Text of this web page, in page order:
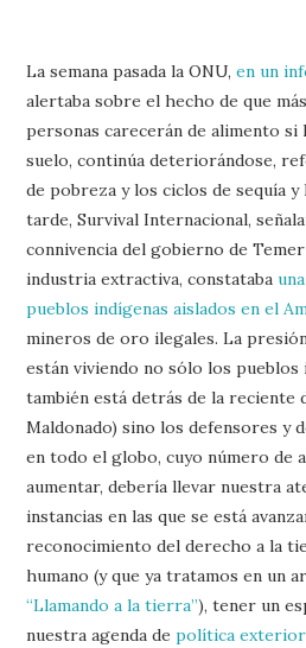
La semana pasada la ONU,en un
alertaba sobre el hecho de que
personas carecerán de alimento si
suelo, continúa deteriorándose,
de pobreza y los ciclos de sequía y
tarde, Survival Internacional,
connivencia del gobierno de
industria extractiva, constataba
pueblos indígenas aislados en el
mineros de oro ilegales. La
están viviendo no sólo los pueblos
también está detrás de la reciente
Maldonado) sino los defensores y
en todo el globo, cuyo número de
aumentar, debería llevar nuestra
instancias en las que se está
reconocimiento del derecho a la
humano (y que ya tratamos en un
“Llamando a la tierra”), tener un
nuestra agenda depolítica